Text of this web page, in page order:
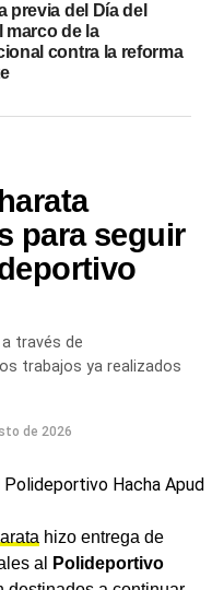
también advirtió
la conflictividad
laboral y los
impulsada por el
el mercado de
de producción.
acompañará la
aspectos que
encuentran la
de contratación,
mayor libertad
y dónde cobrar sus
previa del Día del
marco de la
contra la reforma
para seguir
través de
trabajos ya realizados
de 2026
hizo entrega de
al
Polideportivo